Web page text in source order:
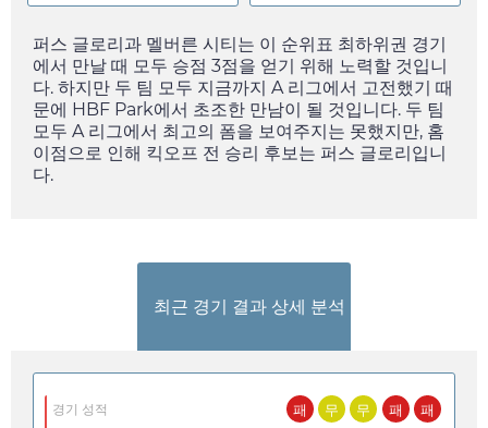
퍼스 글로리과 멜버른 시티는 이 순위표 최하위권 경기
에서 만날 때 모두 승점 3점을 얻기 위해 노력할 것입니
다. 하지만 두 팀 모두 지금까지 A 리그에서 고전했기 때
문에 HBF Park에서 초조한 만남이 될 것입니다. 두 팀
모두 A 리그에서 최고의 폼을 보여주지는 못했지만, 홈
이점으로 인해 킥오프 전 승리 후보는 퍼스 글로리입니
다.
최근 경기 결과 상세 분석
경기 성적 패 무 무 패 패